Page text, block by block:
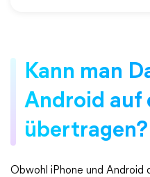
Kann man
Android auf
übertragen?
Obwohl iPhone und